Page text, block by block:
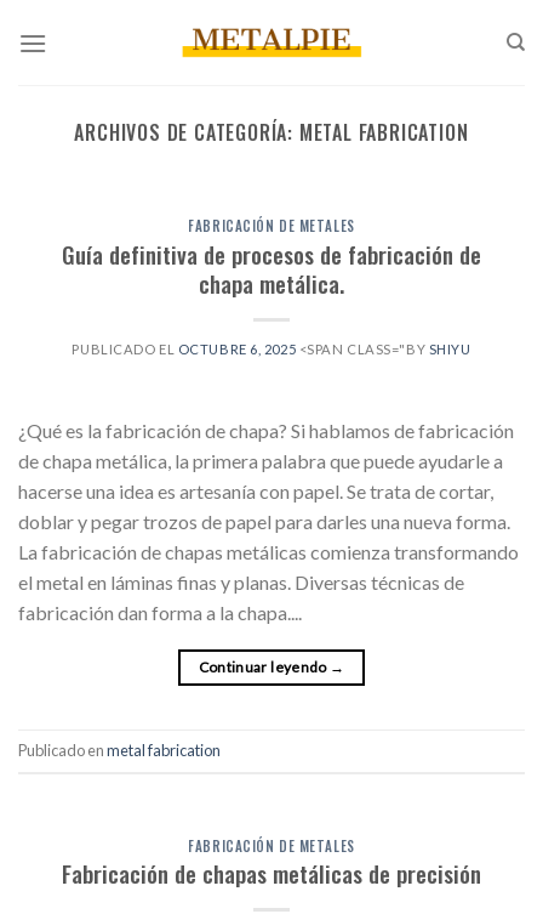
ARCHIVOS DE CATEGORÍA: METAL FABRICATION
FABRICACIÓN DE METALES
Guía definitiva de procesos de fabricación de
chapa metálica.
PUBLICADO EL OCTUBRE 6, 2025 <SPAN CLASS="BY SHIYU
¿Qué es la fabricación de chapa? Si hablamos de fabricación
de chapa metálica, la primera palabra que puede ayudarle a
hacerse una idea es artesanía con papel. Se trata de cortar,
doblar y pegar trozos de papel para darles una nueva forma.
La fabricación de chapas metálicas comienza transformando
el metal en láminas finas y planas. Diversas técnicas de
fabricación dan forma a la chapa....
Continuar leyendo →
Publicado enmetal fabrication
FABRICACIÓN DE METALES
Fabricación de chapas metálicas de precisión